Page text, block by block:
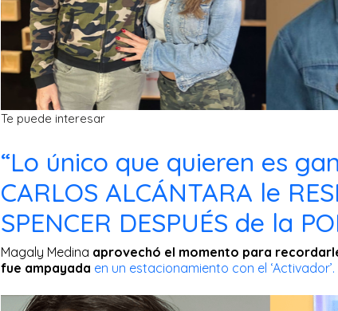
Te puede interesar
“Lo único que quieren es
CARLOS ALCÁNTARA le
SPENCER DESPUÉS de la
Magaly Medina aprovechó el momento para
fue ampayada en un estacionamiento con el ‘Activador’.